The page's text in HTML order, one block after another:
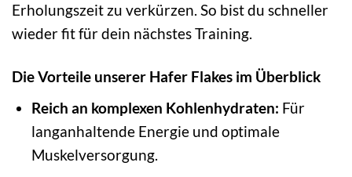
Erholungszeit zu verkürzen. So bist du schneller
wieder fit für dein nächstes Training.
Die Vorteile unserer Hafer Flakes im Überblick
Reich an komplexen Kohlenhydraten: Für
langanhaltende Energie und optimale
Muskelversorgung.